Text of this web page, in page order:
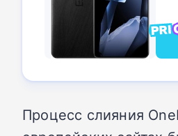
Процесс слияния